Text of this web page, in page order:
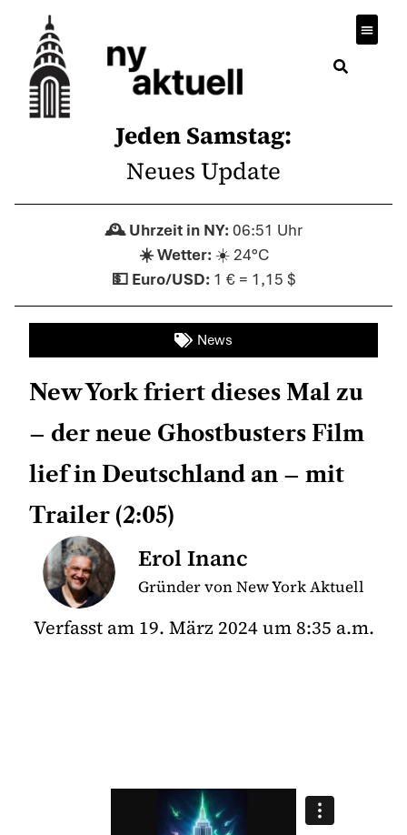
Jeden Samstag:
Neues Update
06:51 Uhr
☀️ 24°C
1 € = 1,15 $
News
New York friert dieses Mal zu
– der neue Ghostbusters Film
lief in Deutschland an – mit
Trailer (2:05)
Erol Inanc
Gründer von New York Aktuell
Verfasst am 19. März 2024um 8:35 a.m.